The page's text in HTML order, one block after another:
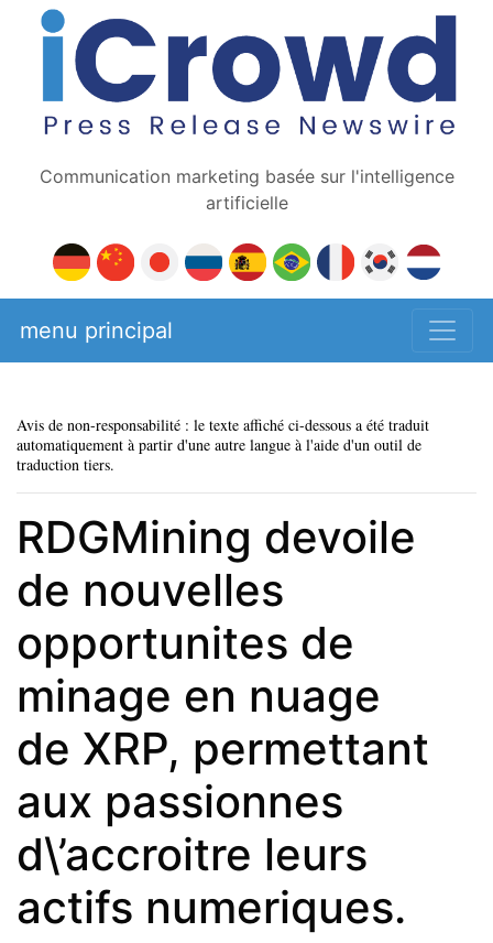
Communication marketing basée sur l'intelligence
artificielle
menu principal
Avis de non-responsabilité : le texte affiché ci-dessous a été traduit
automatiquement à partir d'une autre langue à l'aide d'un outil de
traduction tiers.
RDGMining devoile
de nouvelles
opportunites de
minage en nuage
de XRP, permettant
aux passionnes
d\’accroitre leurs
actifs numeriques.